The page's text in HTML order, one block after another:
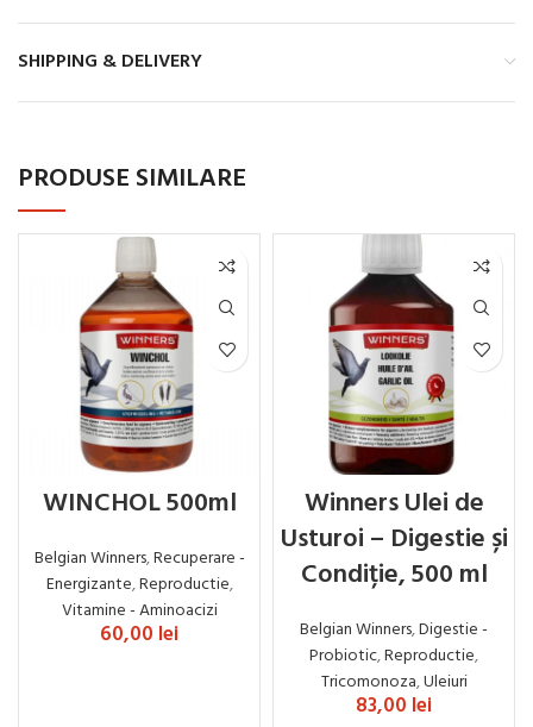
SHIPPING & DELIVERY
PRODUSE SIMILARE
WINCHOL 500ml
Belgian Winners,Recuperare -
Energizante,Reproductie,
Vitamine - Aminoacizi
60,00 lei
Winners Ulei de
Usturoi – Digestie și
Condiție, 500 ml
Belgian Winners,Digestie -
Probiotic,Reproductie,
Tricomonoza,Uleiuri
83,00 lei